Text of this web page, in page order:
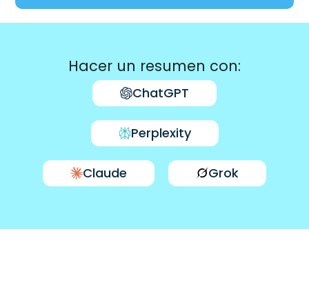
Hacer un resumen con:
ChatGPT
Perplexity
Claude Grok